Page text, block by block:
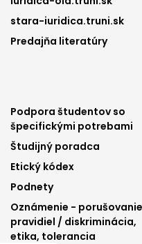
stara-iuridica.truni.sk
Predajňa literatúry
Footer
menu
3
Podpora študentov so
špecifickými potrebami
Študijný poradca
Etický kódex
Podnety
Oznámenie - porušovanie
pravidiel / diskriminácia,
etika, tolerancia